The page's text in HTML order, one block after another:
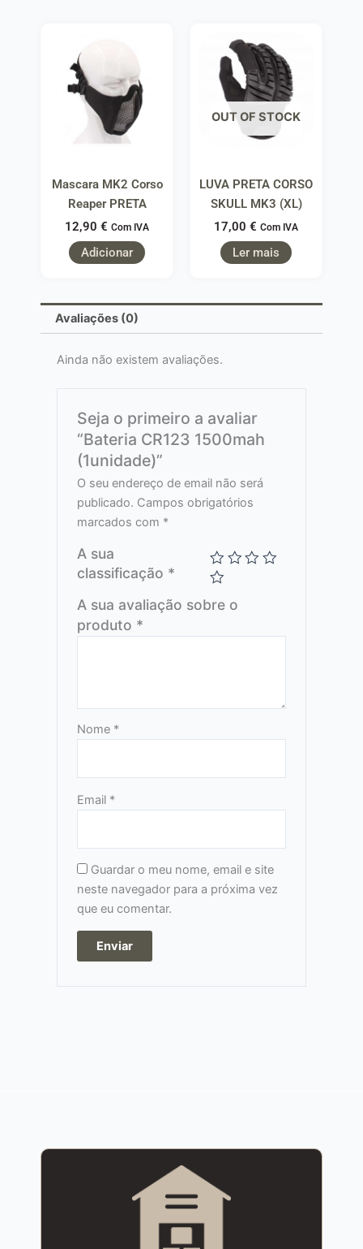
Mascara MK2 Corso
Reaper PRETA
12,90 € Com IVA
Adicionar
OUT OF STOCK
LUVA PRETA CORSO
SKULL MK3 (XL)
17,00 € Com IVA
Ler mais
Avaliações (0)
Ainda não existem avaliações.
Seja o primeiro a avaliar
“Bateria CR123 1500mah
(1unidade)”
O seu endereço de email não será
publicado. Campos obrigatórios
marcados com *
A sua
classificação *
A sua avaliação sobre o
produto *
Nome *
Email *
Guardar o meu nome, email e site
neste navegador para a próxima vez
que eu comentar.